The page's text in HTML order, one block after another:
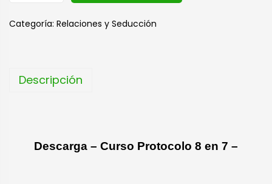
e
Categoría: Relaciones y Seducción
Descripción
Descarga – Curso Protocolo 8 en 7 –